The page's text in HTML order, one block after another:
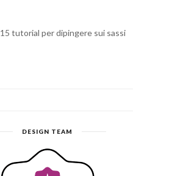
15 tutorial per dipingere sui sassi
DESIGN TEAM